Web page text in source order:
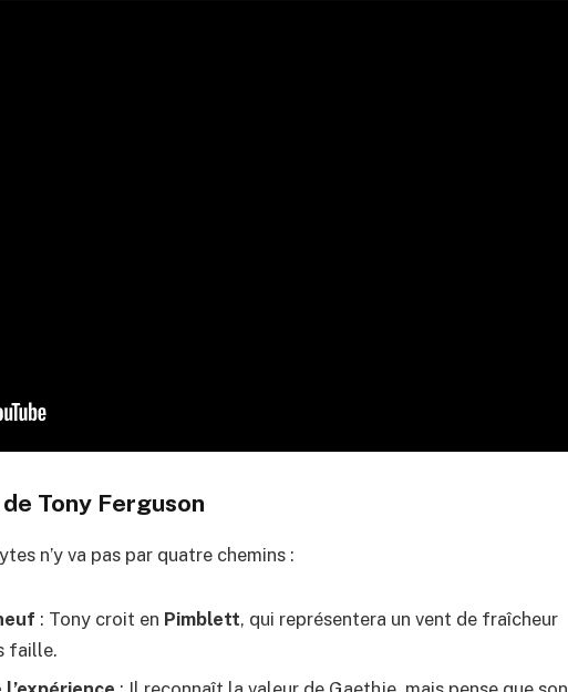
Tony Ferguson
n’y va pas par quatre chemins :
: Tony croit en Pimblett, qui représentera un vent de fraîcheur
faille.